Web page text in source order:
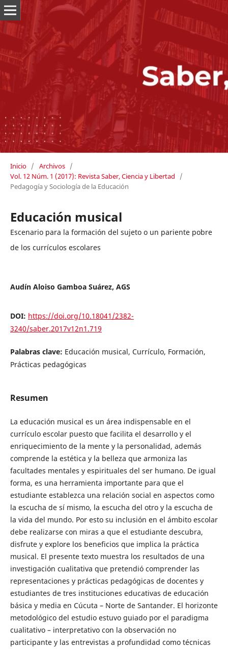
Inicio / Archivos /
Vol. 12 Núm. 1 (2017): Revista Saber, Ciencia y Libertad
/
Pedagogía y Sociología de la Educación
Educación musical
Escenario para la formación del sujeto o un pariente pobre
de los currículos escolares
Audín Aloiso Gamboa Suárez, AGS
DOI: https://doi.org/10.18041/2382-
3240/saber.2017v12n1.719
Palabras clave: Educación musical, Currículo, Formación,
Prácticas pedagógicas
Resumen
La educación musical es un área indispensable en el
currículo escolar puesto que facilita el desarrollo y el
enriquecimiento de la mente y la personalidad, además
comprende la estética y la belleza que armoniza las
facultades mentales y espirituales del ser humano. De igual
forma, es una herramienta importante para que el
estudiante establezca una relación social en aspectos como
la escucha de sí mismo, la escucha del otro y la escucha de
la vida del mundo. Por esto su inclusión en el ámbito escolar
debe realizarse con miras a que el estudiante descubra,
disfrute y explore los beneficios que implica la práctica
musical. El presente texto muestra los resultados de una
investigación cualitativa que pretendió comprender las
representaciones y prácticas pedagógicas de docentes y
estudiantes de tres instituciones educativas de educación
básica y media en Cúcuta – Norte de Santander. El horizonte
metodológico del estudio estuvo guiado por el paradigma
cualitativo – interpretativo con la observación no
participante y las entrevistas a profundidad como técnicas